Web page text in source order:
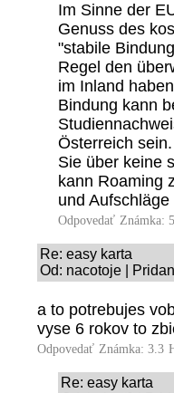
Im Sinne der
Genuss des
"stabile
Regel den
im Inland
Bindung kann
Österreich
Sie über keine
kann Roaming
und
Odpovedať Známka:
Re: easy karta
Od: nacotoje |
a to potrebujes
vyse 6 rokov to
Odpovedať Známka: 3.3
Re: easy karta